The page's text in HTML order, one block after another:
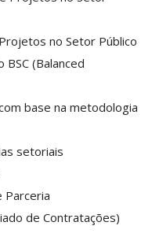
no Setor Público
(Balanced
base na metodologia
setoriais
Parceria
de Contratações)